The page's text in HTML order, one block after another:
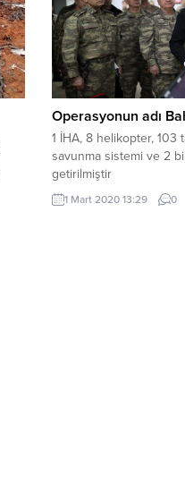
Operasyonun adı
1 İHA, 8 helikopter, 103
savunma sistemi ve 2
getirilmiştir
1 Mart 2020 13:29 0